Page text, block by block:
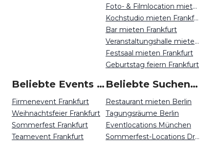
Foto- & Filmlocation mieten Frankfurt
Kochstudio mieten Frankfurt
Bar mieten Frankfurt
Veranstaltungshalle mieten Frankfurt
Festsaal mieten Frankfurt
Geburtstag feiern Frankfurt
Beliebte Events in Frankfurt
Firmenevent Frankfurt
Weihnachtsfeier Frankfurt
Sommerfest Frankfurt
Teamevent Frankfurt
Beliebte Suchen auf Event Inc
Restaurant mieten Berlin
Tagungsräume Berlin
Eventlocations München
Sommerfest-Locations Dresden